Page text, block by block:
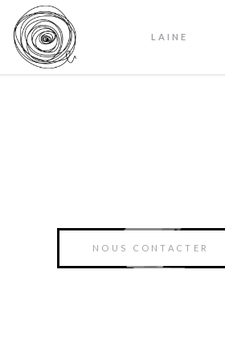
LAINE
NOUS CONTACTER